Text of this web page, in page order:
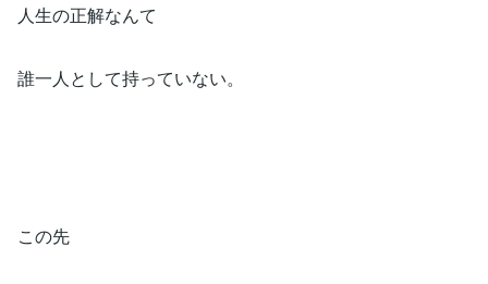
人生の正解なんて⁡
誰一人として持っていない。⁡
この先⁡